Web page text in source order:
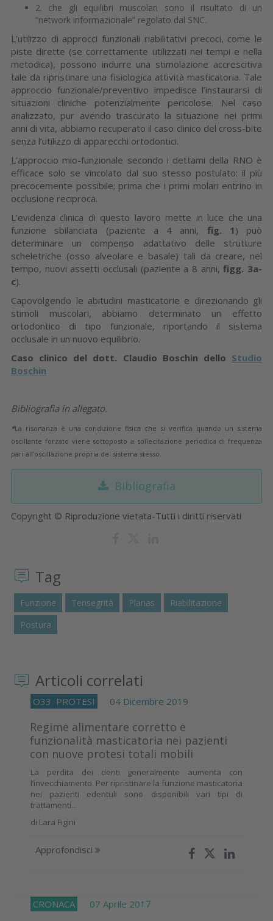
2. che gli equilibri muscolari sono il risultato di un
“network informazionale” regolato dal SNC.
L’utilizzo di approcci funzionali riabilitativi precoci, come le
piste dirette (se correttamente utilizzati nei tempi e nella
metodica), possono indurre una stimolazione accrescitiva
tale da ripristinare una fisiologica attività masticatoria. Tale
approccio funzionale/preventivo impedisce l’instaurarsi di
situazioni cliniche potenzialmente pericolose. Nel caso
analizzato, pur avendo trascurato la situazione nei primi
anni di vita, abbiamo recuperato il caso clinico del cross-bite
senza l’utilizzo di apparecchi ortodontici.
L’approccio mio-funzionale secondo i dettami della RNO è
efficace solo se vincolato dal suo stesso postulato: il più
precocemente possibile; prima che i primi molari entrino in
occlusione reciproca.
L'evidenza clinica di questo lavoro mette in luce che una
funzione sbilanciata (paziente a 4 anni, fig. 1 ) può
determinare un compenso adattativo delle strutture
scheletriche (osso alveolare e basale) tali da creare, nel
tempo, nuovi assetti occlusali (paziente a 8 anni,figg. 3a-
c).
Capovolgendo le abitudini masticatorie e direzionando gli
stimoli muscolari, abbiamo determinato un effetto
ortodontico di tipo funzionale, riportando il sistema
occlusale in un nuovo equilibrio.
Caso clinico del dott. Claudio Boschin dello Studio
Boschin
Bibliografia in allegato.
*La risonanza è una condizione fisica che si verifica quando un sistema
oscillante forzato viene sottoposto a sollecitazione periodica di frequenza
pari all’oscillazione propria del sistema stesso.
Bibliografia
Copyright © Riproduzione vietata-Tutti i diritti riservati
Tag
Funzione Tensegrità Planas
Riabilitazione
Postura
Articoli correlati
O33 PROTESI 04 Dicembre 2019
Regime alimentare corretto e
funzionalità masticatoria nei pazienti
con nuove protesi totali mobili
La perdita dei denti generalmente aumenta con
l’invecchiamento. Per ripristinare la funzione masticatoria
nei pazienti edentuli sono disponibili vari tipi di
trattamenti...
di Lara Figini
Approfondisci
CRONACA 07 Aprile 2017